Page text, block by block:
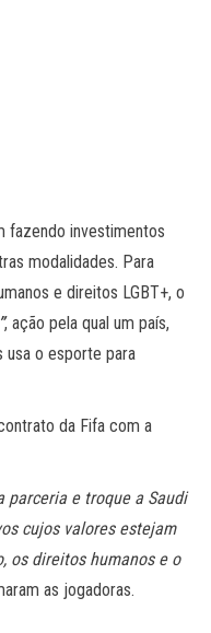
fazendo investimentos
modalidades. Para
e direitos LGBT+, o
, ação pela qual um país,
usa o esporte para
da Fifa com a
parceria e troque a Saudi
cujos valores estejam
os direitos humanos e o
as jogadoras.